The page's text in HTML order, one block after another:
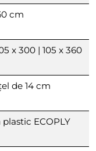
cm
x 300 | 105 x 360
de 14 cm
ECOPLY